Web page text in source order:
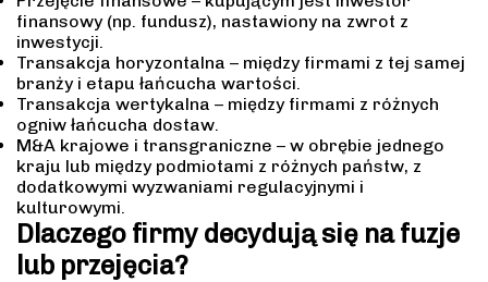
finansowy (np. fundusz), nastawiony na zwrot z
inwestycji.
Transakcja horyzontalna – między firmami z tej samej
branży i etapu łańcucha wartości.
Transakcja wertykalna – między firmami z różnych
ogniw łańcucha dostaw.
M&A krajowe i transgraniczne – w obrębie jednego
kraju lub między podmiotami z różnych państw, z
dodatkowymi wyzwaniami regulacyjnymi i
kulturowymi.
Dlaczego firmy decydują się na fuzje
lub przejęcia?